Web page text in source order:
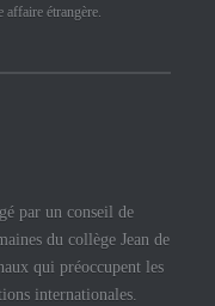
affaire étrangère.
par un conseil de
du collège Jean de
qui préoccupent les
internationales.